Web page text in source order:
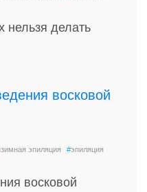
нельзя делать
эпиляция #эпиляция
восковой